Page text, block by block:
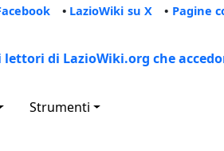
• LazioWiki su X • Pagine
lettori di LazioWiki.org che
Strumenti